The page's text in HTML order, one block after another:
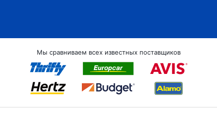
Мы сравниваем всех известных поставщиков